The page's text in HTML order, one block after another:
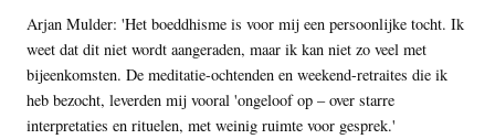
Arjan Mulder: 'Het boeddhisme is voor mij een persoonlijke tocht. Ik
weet dat dit niet wordt aangeraden, maar ik kan niet zo veel met
bijeenkomsten. De meditatie-ochtenden en weekend-retraites die ik
heb bezocht, leverden mij vooral 'ongeloof op – over starre
interpretaties en rituelen, met weinig ruimte voor gesprek.'